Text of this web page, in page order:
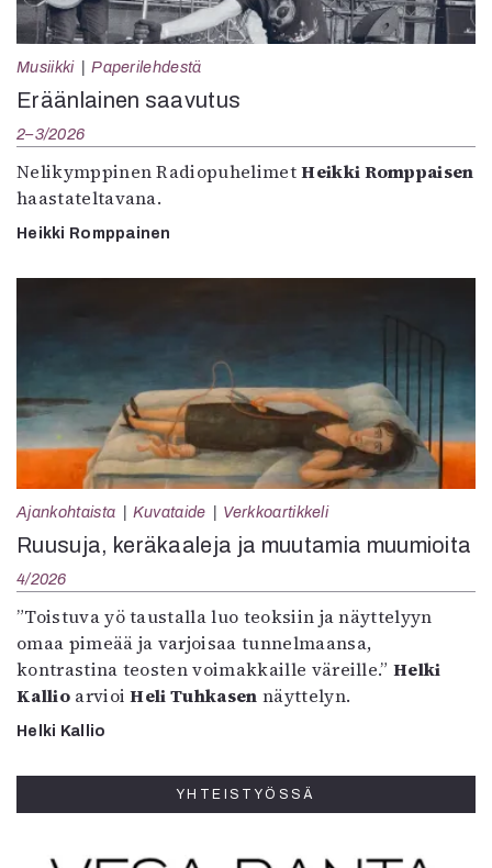
Musiikki Paperilehdestä
Eräänlainen saavutus
2–3/2026
Nelikymppinen RadiopuhelimetHeikki Romppaisen
haastateltavana.
Heikki Romppainen
Ajankohtaista Kuvataide Verkkoartikkeli
Ruusuja, keräkaaleja ja muutamia muumioita
4/2026
”Toistuva yö taustalla luo teoksiin ja näyttelyyn
omaa pimeää ja varjoisaa tunnelmaansa,
kontrastina teosten voimakkaille väreille.”Helki
KallioarvioiHeli Tuhkasen näyttelyn.
Helki Kallio
YHTEISTYÖSSÄ